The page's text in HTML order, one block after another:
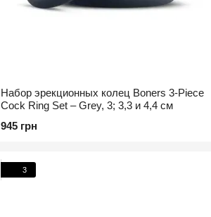
Набор эрекционных колец Boners 3-Piece
Cock Ring Set – Grey, 3; 3,3 и 4,4 см
945 грн
3